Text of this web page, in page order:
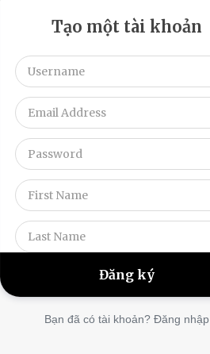
Tạo một tài khoản
Bạn đã có tài khoản? Đăng nhập